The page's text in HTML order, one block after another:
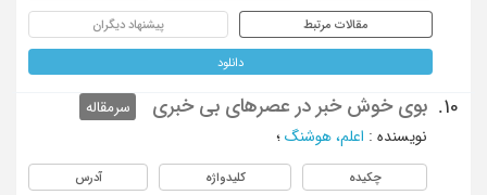
مقالات مرتبط پیشنهاد دیگران
دانلود
10. بوی خوش خبر در عصرهای بی خبری
سرمقاله
نویسنده : اعلم، هوشنگ ؛
چکیده کلیدواژه آدرس